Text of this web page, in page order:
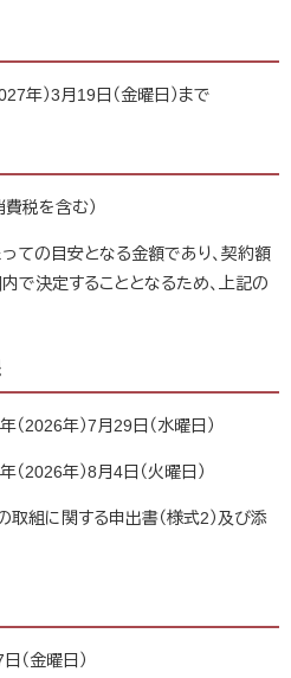
年）3月19日（金曜日）まで
税を含む）
ての目安となる金額であり、契約額
で決定することとなるため、上記の
（2026年）7月29日（水曜日）
（2026年）8月4日（火曜日）
組に関する申出書（様式2）及び添
（金曜日）